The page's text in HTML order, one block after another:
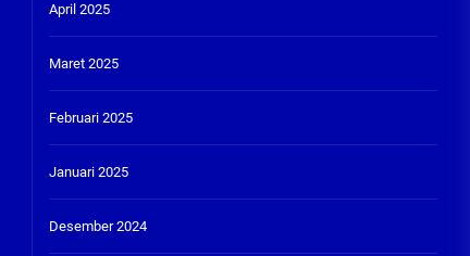
April 2025
Maret 2025
Februari 2025
Januari 2025
Desember 2024